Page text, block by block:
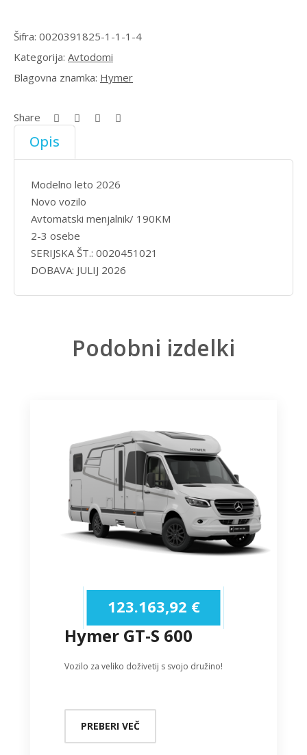
Šifra: 0020391825-1-1-1-4
Kategorija: Avtodomi
Blagovna znamka: Hymer
Share
Opis
Modelno leto 2026
Novo vozilo
Avtomatski menjalnik/ 190KM
2-3 osebe
SERIJSKA ŠT.: 0020451021
DOBAVA: JULIJ 2026
Podobni izdelki
Hymer GT-S 600
123.163,92 €
Vozilo za veliko doživetij s svojo družino!
PREBERI VEČ